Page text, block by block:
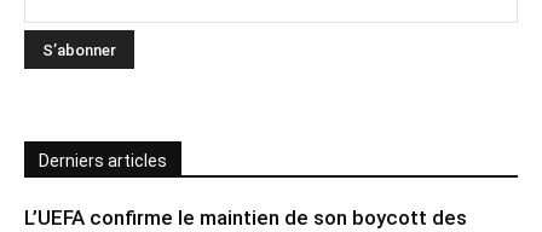
Derniers articles
L’UEFA confirme le maintien de son boycott des